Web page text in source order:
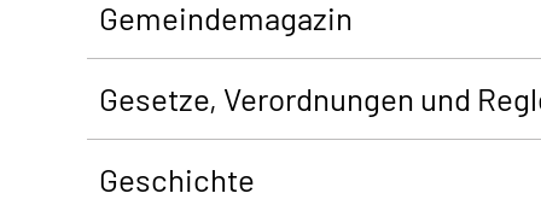
Gemeindemagazin
Gesetze, Verordnungen und
Geschichte